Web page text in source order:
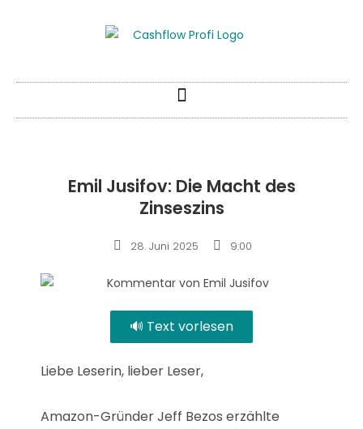
Emil Jusifov: Die Macht des
Zinseszins
28. Juni 2025 9:00
🔊 Text vorlesen
Liebe Leserin, lieber Leser,
Amazon-Gründer Jeff Bezos erzählte